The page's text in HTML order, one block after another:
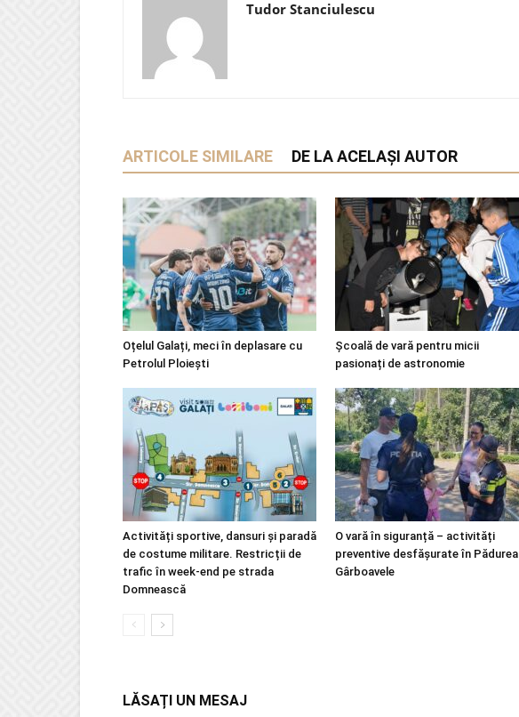
Tudor Stanciulescu
ARTICOLE SIMILARE DE LA ACELAȘI AUTOR
Oțelul Galați, meci în deplasare cu
Petrolul Ploiești
Școală de vară pentru micii
pasionați de astronomie
Activități sportive, dansuri și paradă
de costume militare. Restricții de
trafic în week-end pe strada
Domnească
O vară în siguranță – activități
preventive desfășurate în Pădurea
Gârboavele
LĂSAȚI UN MESAJ